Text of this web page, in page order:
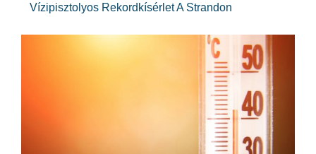
Vízipisztolyos Rekordkísérlet A Strandon